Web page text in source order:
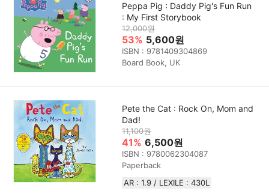
Peppa Pig : Daddy Pig's Fun Run
: My First Storybook
12,000원
53% 5,600원
ISBN : 9781409304869
Board Book, UK
Pete the Cat : Rock On, Mom and
Dad!
11,100원
41% 6,500원
ISBN : 9780062304087
Paperback
AR : 1.9 / LEXILE : 430L